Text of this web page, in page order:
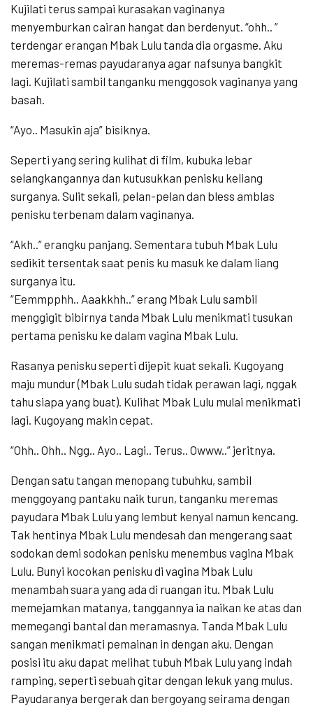
Kujilati terus sampai kurasakan vaginanya
menyemburkan cairan hangat dan berdenyut. “ohh.. ”
terdengar erangan Mbak Lulu tanda dia orgasme. Aku
meremas-remas payudaranya agar nafsunya bangkit
lagi. Kujilati sambil tanganku menggosok vaginanya yang
basah.
“Ayo.. Masukin aja” bisiknya.
Seperti yang sering kulihat di film, kubuka lebar
selangkangannya dan kutusukkan penisku keliang
surganya. Sulit sekali, pelan-pelan dan bless amblas
penisku terbenam dalam vaginanya.
“Akh..” erangku panjang. Sementara tubuh Mbak Lulu
sedikit tersentak saat penis ku masuk ke dalam liang
surganya itu.
“Eemmpphh.. Aaakkhh..” erang Mbak Lulu sambil
menggigit bibirnya tanda Mbak Lulu menikmati tusukan
pertama penisku ke dalam vagina Mbak Lulu.
Rasanya penisku seperti dijepit kuat sekali. Kugoyang
maju mundur (Mbak Lulu sudah tidak perawan lagi, nggak
tahu siapa yang buat). Kulihat Mbak Lulu mulai menikmati
lagi. Kugoyang makin cepat.
“Ohh.. Ohh.. Ngg.. Ayo.. Lagi.. Terus.. Owww..” jeritnya.
Dengan satu tangan menopang tubuhku, sambil
menggoyang pantaku naik turun, tanganku meremas
payudara Mbak Lulu yang lembut kenyal namun kencang.
Tak hentinya Mbak Lulu mendesah dan mengerang saat
sodokan demi sodokan penisku menembus vagina Mbak
Lulu. Bunyi kocokan penisku di vagina Mbak Lulu
menambah suara yang ada di ruangan itu. Mbak Lulu
memejamkan matanya, tanggannya ia naikan ke atas dan
memegangi bantal dan meramasnya. Tanda Mbak Lulu
sangan menikmati pemainan in dengan aku. Dengan
posisi itu aku dapat melihat tubuh Mbak Lulu yang indah
ramping, seperti sebuah gitar dengan lekuk yang mulus.
Payudaranya bergerak dan bergoyang seirama dengan